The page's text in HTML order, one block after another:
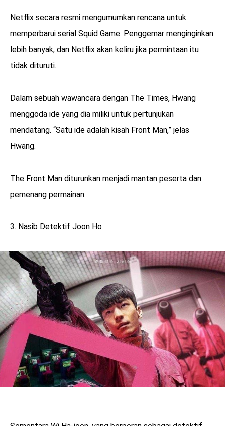
Netflix secara resmi mengumumkan rencana untuk
memperbarui serial Squid Game. Penggemar menginginkan
lebih banyak, dan Netflix akan keliru jika permintaan itu
tidak dituruti.
Dalam sebuah wawancara dengan The Times, Hwang
menggoda ide yang dia miliki untuk pertunjukan
mendatang. “Satu ide adalah kisah Front Man,” jelas
Hwang.
The Front Man diturunkan menjadi mantan peserta dan
pemenang permainan.
3. Nasib Detektif Joon Ho